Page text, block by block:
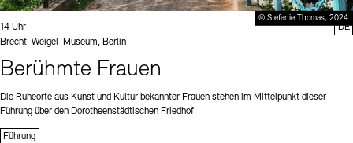
© Stefanie Thomas, 2024
Uhrzeit:
14 Uhr
Standort
Brecht-Weigel-Museum, Berlin
Berühmte Frauen
Die Ruheorte aus Kunst und Kultur bekannter Frauen stehen im Mittelpunkt dieser
Führung über den Dorotheenstädtischen Friedhof.
Führung
DE